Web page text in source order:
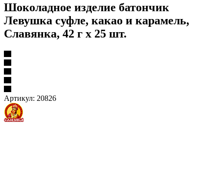
Шоколадное изделие батончик
Левушка суфле, какао и карамель,
Славянка, 42 г х 25 шт.
Артикул: 20826